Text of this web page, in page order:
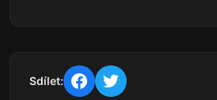
Sdílet: